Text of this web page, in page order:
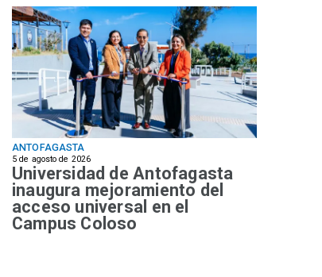
ANTOFAGASTA
5 de agosto de 2026
Universidad de Antofagasta
inaugura mejoramiento del
acceso universal en el
Campus Coloso